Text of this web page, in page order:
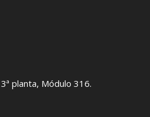
planta, Módulo 316.